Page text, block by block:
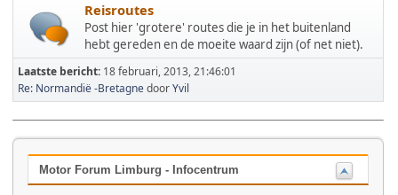
Reisroutes
Post hier 'grotere' routes die je in het buitenland
hebt gereden en de moeite waard zijn (of net niet).
Laatste bericht: 18 februari, 2013, 21:46:01
Re: Normandië -BretagnedoorYvil
Motor Forum Limburg - Infocentrum